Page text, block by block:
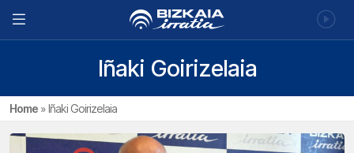
Iñaki Goirizelaia
Home »Iñaki Goirizelaia